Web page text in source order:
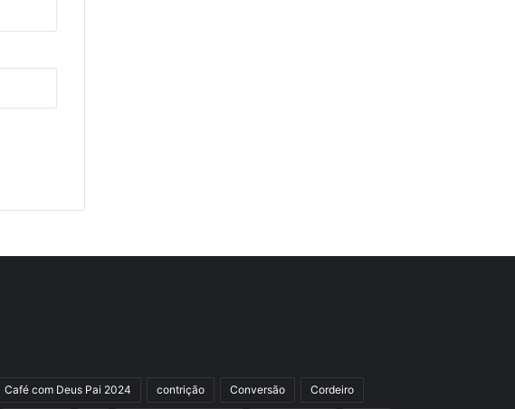
Café com Deus Pai 2024 contrição Conversão Cordeiro